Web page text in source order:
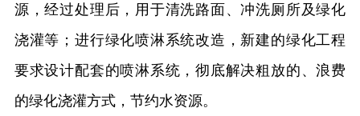
源，经过处理后，用于清洗路面、冲洗厕所及绿化
浇灌等；进行绿化喷淋系统改造，新建的绿化工程
要求设计配套的喷淋系统，彻底解决粗放的、浪费
的绿化浇灌方式，节约水资源。